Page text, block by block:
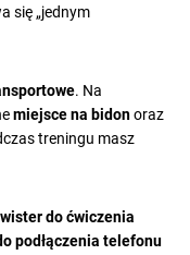
się „jednym
. Na
miejsce na bidonoraz
treningu masz
do ćwiczenia
podłączenia telefonu